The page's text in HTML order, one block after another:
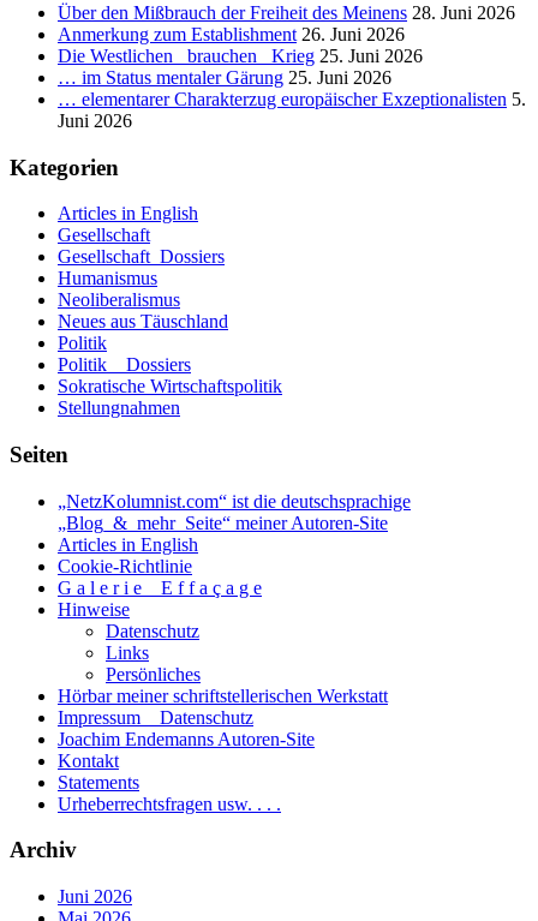
ersparten
Reanimation
ersparten
Kultur
mag
Jukebox-
Prinzip
gesucht
werden.
Über den Mißbrauch der Freiheit des Meinens 28. Juni 2026
Anmerkung zum Establishment 26. Juni 2026
Die Westlichen _brauchen_ Krieg 25. Juni 2026
… im Status mentaler Gärung 25. Juni 2026
… elementarer Charakterzug europäischer Exzeptionalisten 5.
Juni 2026
Kategorien
Articles in English
Gesellschaft
Gesellschaft_Dossiers
Humanismus
Neoliberalismus
Neues aus Täuschland
Politik
Politik _ Dossiers
Sokratische Wirtschaftspolitik
Stellungnahmen
Seiten
„NetzKolumnist.com“ ist die deutschsprachige
„Blog_&_mehr_Seite“ meiner Autoren-Site
Articles in English
Cookie-Richtlinie
G a l e r i e _ E f f a ç a g e
Hinweise
Datenschutz
Links
Persönliches
Hörbar meiner schriftstellerischen Werkstatt
Impressum _ Datenschutz
Joachim Endemanns Autoren-Site
Kontakt
Statements
Urheberrechtsfragen usw. . . .
Archiv
Juni 2026